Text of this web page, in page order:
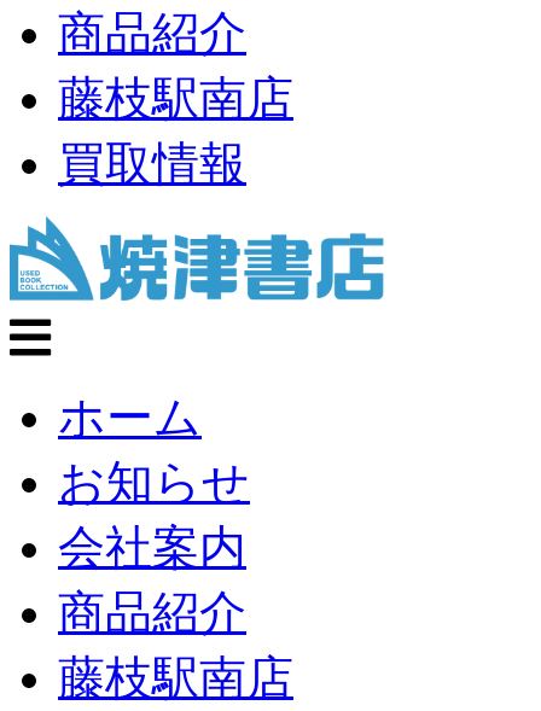
商品紹介
藤枝駅南店
買取情報
ホーム
お知らせ
会社案内
商品紹介
藤枝駅南店